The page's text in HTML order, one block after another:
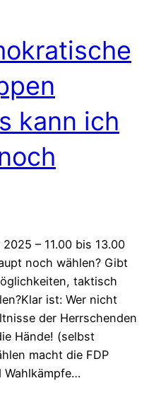
kann ich
– 11.00 bis 13.00
noch wählen? Gibt
taktisch
ist: Wer nicht
der Herrschenden
Hände! (selbst
macht die FDP
Wahlkämpfe…